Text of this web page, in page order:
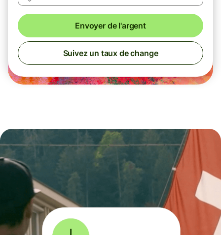
Envoyer de l'argent
Suivez un taux de change